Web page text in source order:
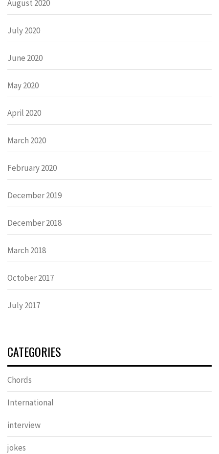
August 2020
July 2020
June 2020
May 2020
April 2020
March 2020
February 2020
December 2019
December 2018
March 2018
October 2017
July 2017
CATEGORIES
Chords
International
interview
jokes